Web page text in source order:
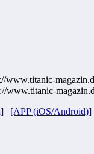
| [APP (iOS/Android)]